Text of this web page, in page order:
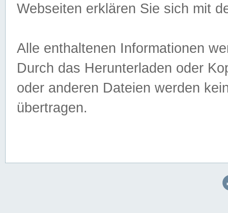
Webseiten erklären Sie sich mit
Alle enthaltenen Informationen
Durch das Herunterladen oder
oder anderen Dateien werden
übertragen.